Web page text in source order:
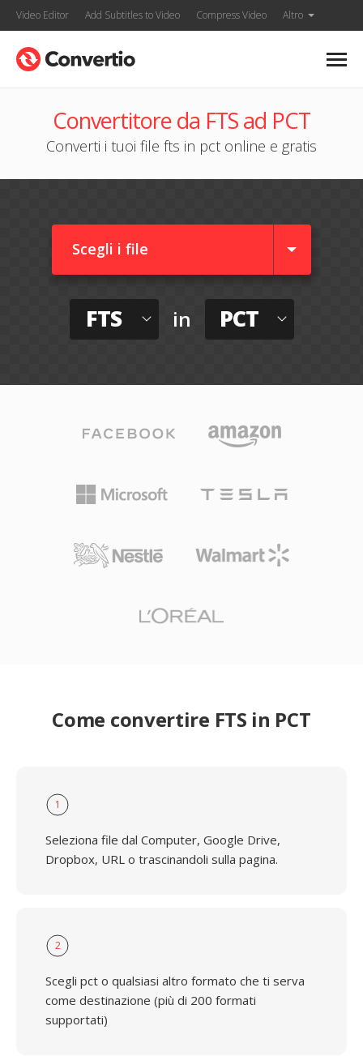
Video Editor Add Subtitles to Video Compress Video Altro
Convertitore da FTS ad PCT
Converti i tuoi file fts in pct online e gratis
Scegli i file
FTS in PCT
Come convertire FTS in PCT
1
Seleziona file dal Computer, Google Drive,
Dropbox, URL o trascinandoli sulla pagina.
2
Scegli pct o qualsiasi altro formato che ti serva
come destinazione (più di 200 formati
supportati)